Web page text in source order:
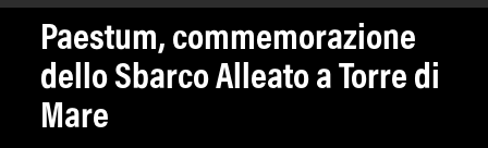
Paestum, commemorazione
dello Sbarco Alleato a Torre di
Mare